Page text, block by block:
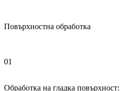
Повърхностна обработка
01
Обработка на гладка повърхност: